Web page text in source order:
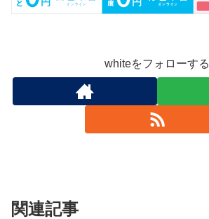
whiteをフォローする
関連記事